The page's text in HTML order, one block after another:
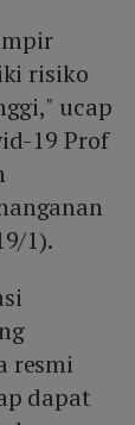
risiko
ucap
19 Prof
1).
resmi
dapat